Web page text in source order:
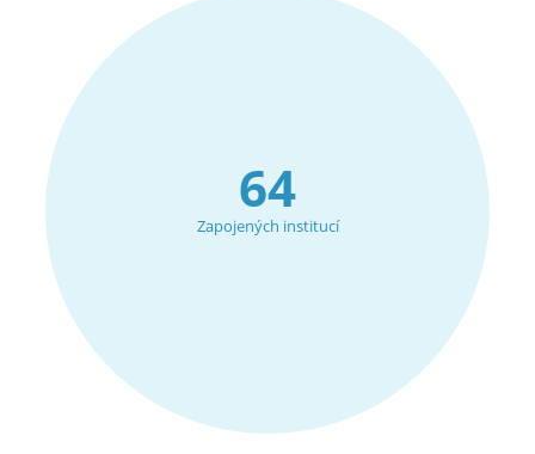
64
Zapojených institucí